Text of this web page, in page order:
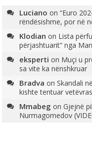
Luciano on“Euro
rëndësishme, por në
Klodian on Lista
përjashtuarit” nga
eksperti on Muçi u
sa vite ka nënshkruar
Bradva onSkandali
kishte tentuar
Mmabeg onGjejnë
Nurmagomedov